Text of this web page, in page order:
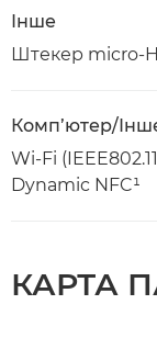
Інше
Штекер micro-
Комп’ютер/
Wi-Fi
Dynamic NFC¹
КАРТА